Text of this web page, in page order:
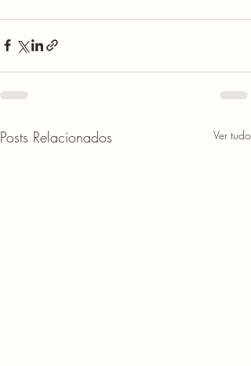
Posts Relacionados Ver tudo